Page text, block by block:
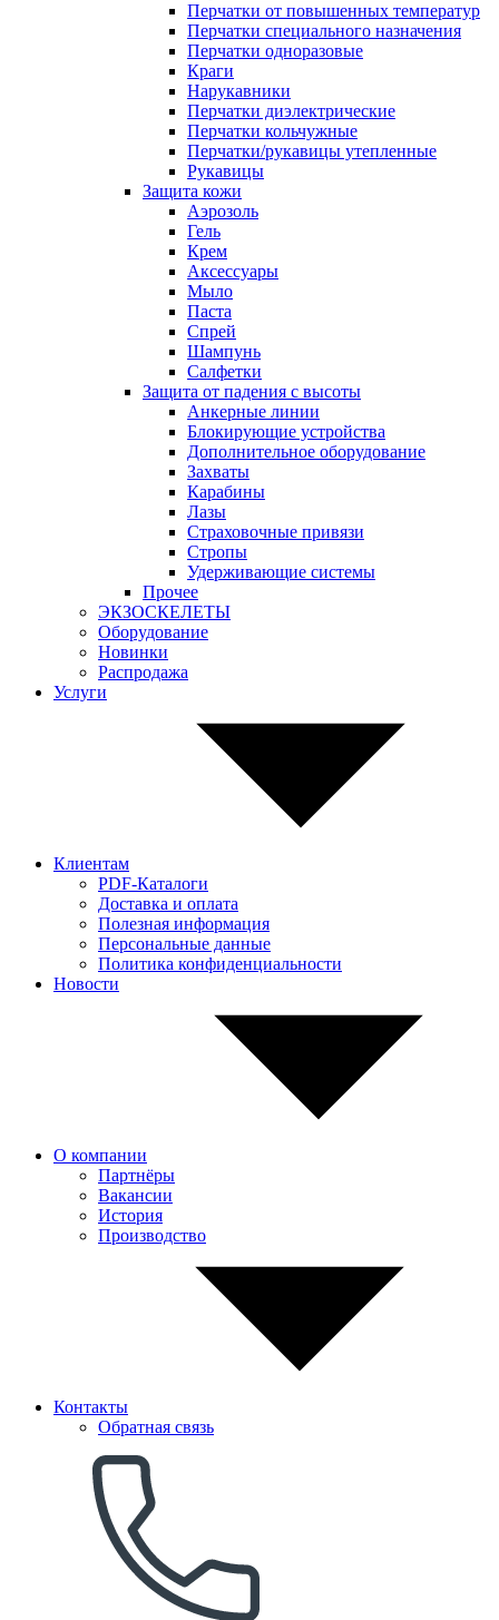
Перчатки от повышенных температур
Перчатки специального назначения
Перчатки одноразовые
Краги
Нарукавники
Перчатки диэлектрические
Перчатки кольчужные
Перчатки/рукавицы утепленные
Рукавицы
Защита кожи
Аэрозоль
Гель
Крем
Аксессуары
Мыло
Паста
Спрей
Шампунь
Салфетки
Защита от падения с высоты
Анкерные линии
Блокирующие устройства
Дополнительное оборудование
Захваты
Карабины
Лазы
Страховочные привязи
Стропы
Удерживающие системы
Прочее
ЭКЗОСКЕЛЕТЫ
Оборудование
Новинки
Распродажа
Услуги
Клиентам
PDF-Каталоги
Доставка и оплата
Полезная информация
Персональные данные
Политика конфиденциальности
Новости
О компании
Партнёры
Вакансии
История
Производство
Контакты
Обратная связь